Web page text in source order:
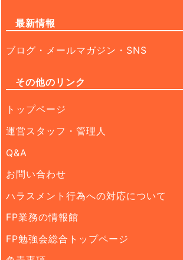
最新情報
ブログ・メールマガジン・SNS
その他のリンク
トップページ
運営スタッフ・管理人
Q&A
お問い合わせ
ハラスメント行為への対応について
FP業務の情報館
FP勉強会総合トップページ